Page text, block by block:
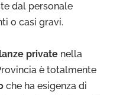
dal personale
o casi gravi.
private nella
è totalmente
che ha esigenza di